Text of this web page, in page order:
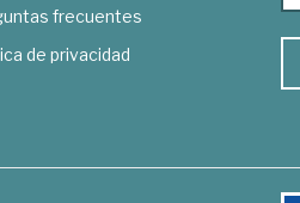
frecuentes
de privacidad